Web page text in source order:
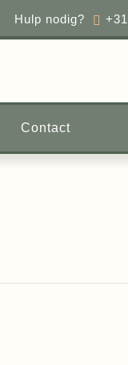
Hulp nodig? +31
Over ons